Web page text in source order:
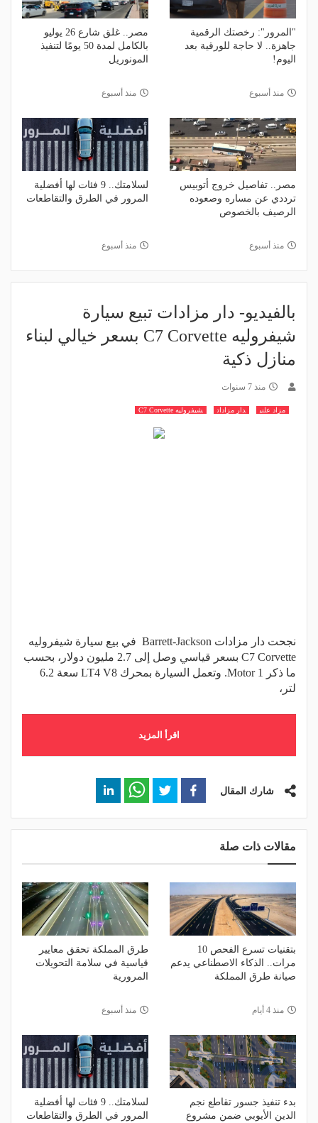
"المرور": رخصتك الرقمية
جاهزة.. لا حاجة للورقية بعد
اليوم!
منذ أسبوع
مصر.. غلق شارع 26 يوليو
بالكامل لمدة 50 يومًا لتنفيذ
المونوريل
منذ أسبوع
مصر.. تفاصيل خروج أتوبيس
ترددي عن مساره وصعوده
الرصيف بالخصوص
منذ أسبوع
لسلامتك.. 9 فئات لها أفضلية
المرور في الطرق والتقاطعات
منذ أسبوع
بالفيديو- دار مزادات تبيع سيارة
شيفروليه C7 Corvette بسعر خيالي لبناء
منازل ذكية
منذ 7 سنوات
مزاد علني دار مزادات شيفروليه C7 Corvette
نجحت دار مزادات Barrett-Jackson في بيع سيارة شيفروليه
C7 Corvette بسعر قياسي وصل إلى 2.7 مليون دولار، بحسب
ما ذكر Motor 1. وتعمل السيارة بمحرك LT4 V8 سعة 6.2
لتر،
اقرأ المزيد
شارك المقال
مقالات ذات صلة
بتقنيات تسرع الفحص 10
مرات.. الذكاء الاصطناعي يدعم
صيانة طرق المملكة
منذ 4 أيام
طرق المملكة تحقق معايير
قياسية في سلامة التحويلات
المرورية
منذ أسبوع
بدء تنفيذ جسور تقاطع نجم
الدين الأيوبي ضمن مشروع
لسلامتك.. 9 فئات لها أفضلية
المرور في الطرق والتقاطعات